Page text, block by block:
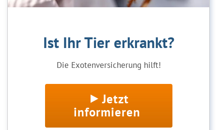
Ist Ihr Tier erkrankt?
Die Exotenversicherung hilft!
Jetzt
informieren